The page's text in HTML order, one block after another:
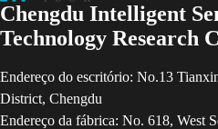
Chengdu Intelligent
Technology Research
Endereço do escritório: No.13
District, Chengdu
Endereço da fábrica: No. 618, West